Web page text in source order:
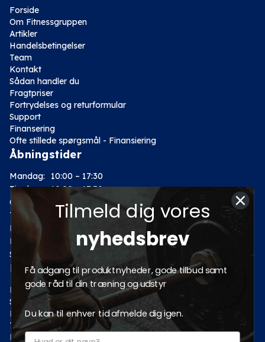
Forside
Om Fitnessgruppen
Artikler
Handelsbetingelser
Team
Kontakt
Sådan handler du
Fragtpriser
Fortrydelses og returformular
Support
Finansering
Ofte stillede spørgsmål - Finansiering
Åbningstider
Mandag:
10:00 – 17:30
Tirsdag: 10:00 – 17:30
Onsdag:
10:00 – 17:30
Torsdag:
10:00 – 17:30
Fredag:
Lørdag:
10:00 – 14:00
Søndag: Lukket
Kategorier
Motion
Styrketræning
Fitness
Tilbud
Pro fitnessudstyr
Tilmeld dig vores
nyhedsbrev
Få adgang til produktnyheder, gode tilbud samt
gode råd til din træning og udstyr
Du kan til enhver tid afmelde dig igen.